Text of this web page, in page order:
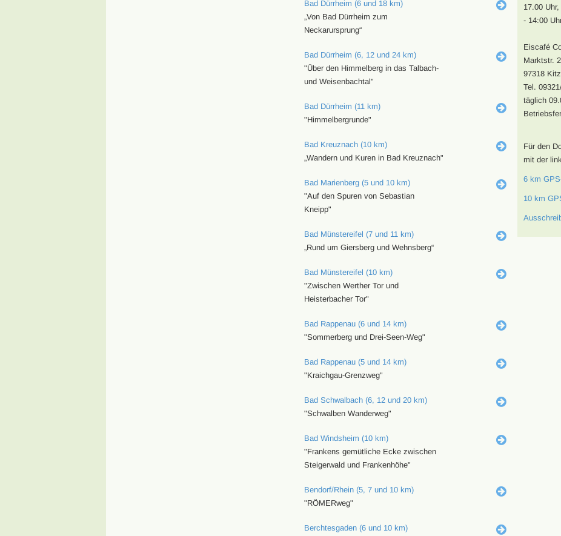
Bad Dürrheim (6 und 18 km)
„Von Bad Dürrheim zum
Neckarursprung“
Bad Dürrheim (6, 12 und 24 km)
"Über den Himmelberg in das Talbach-
und Weisenbachtal"
Bad Dürrheim (11 km)
"Himmelbergrunde"
Bad Kreuznach (10 km)
„Wandern und Kuren in Bad Kreuznach"
Bad Marienberg (5 und 10 km)
"Auf den Spuren von Sebastian
Kneipp"
Bad Münstereifel (7 und 11 km)
„Rund um Giersberg und Wehnsberg“
Bad Münstereifel (10 km)
"Zwischen Werther Tor und
Heisterbacher Tor"
Bad Rappenau (6 und 14 km)
"Sommerberg und Drei-Seen-Weg"
Bad Rappenau (5 und 14 km)
"Kraichgau-Grenzweg"
Bad Schwalbach (6, 12 und 20 km)
"Schwalben Wanderweg"
Bad Windsheim (10 km)
"Frankens gemütliche Ecke zwischen
Steigerwald und Frankenhöhe"
Bendorf/Rhein (5, 7 und 10 km)
"RÖMERweg"
Berchtesgaden (6 und 10 km)
17.00
- 14:00
Eiscafé
Marktstr.
97318
Tel.
täglich
Für den
mit der
6 km
10 km